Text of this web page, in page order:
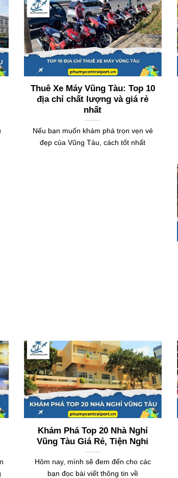
Thuê Xe Máy Vũng Tàu: Top 10
địa chỉ chất lượng và giá rẻ
nhất
Nếu bạn muốn khám phá trọn vẹn vẻ
đẹp của Vũng Tàu, cách tốt nhất
Khám Phá Top 20 Nhà Nghỉ
Vũng Tàu Giá Rẻ, Tiện Nghi
Hôm nay, mình sẽ đem đến cho các
bạn đọc bài viết thông tin về